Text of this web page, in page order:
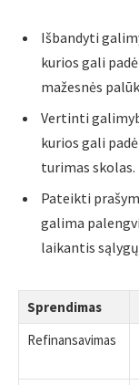
Išbandyti
kurios gali
mažesnės
Vertinti
kurios gali
turimas skolas.
Pateikti
galima
laikantis
Sprendimas
Refinansavimas